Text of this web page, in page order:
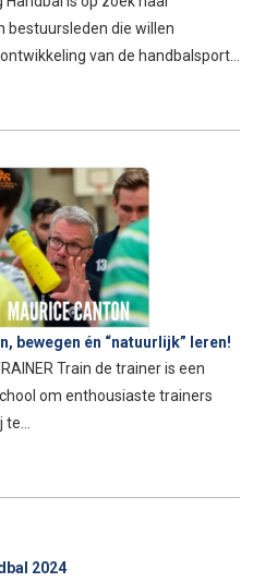
bestuursleden die willen
van de handbalsport…
bewegen én “natuurlijk” leren!
Train de trainer is een
om enthousiaste trainers
2024